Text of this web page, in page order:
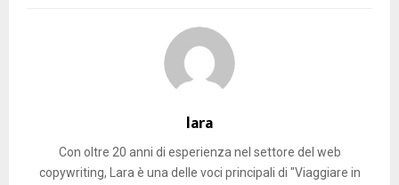
lara
Con oltre 20 anni di esperienza nel settore del web
copywriting, Lara è una delle voci principali di "Viaggiare in